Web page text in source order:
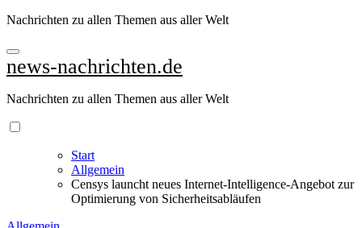
Nachrichten zu allen Themen aus aller Welt
news-nachrichten.de
Nachrichten zu allen Themen aus aller Welt
Start
Allgemein
Censys launcht neues Internet-Intelligence-Angebot zur
Optimierung von Sicherheitsabläufen